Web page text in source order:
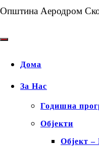
Општина Аеродром
Дома
За Нас
Годишна
Објекти
Објект